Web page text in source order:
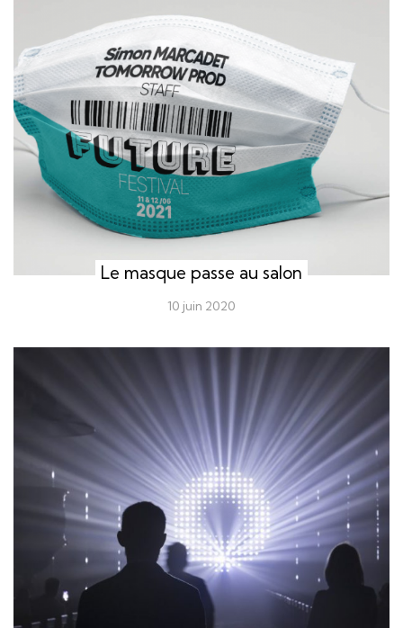
Le masque passe au salon
10 juin 2020